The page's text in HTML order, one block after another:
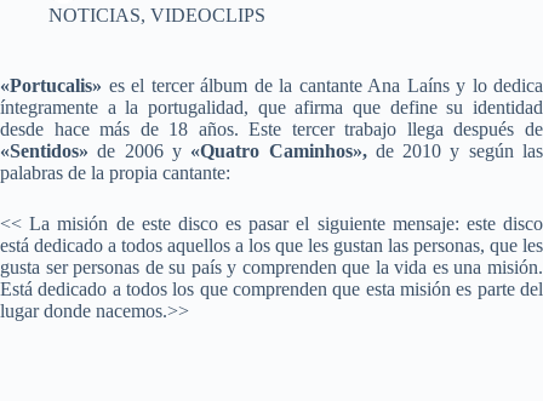
NOTICIAS, VIDEOCLIPS
«Portucalis» es el tercer álbum de la cantante Ana Laíns y lo dedica
íntegramente a la portugalidad, que afirma que define su identidad
desde hace más de 18 años. Este tercer trabajo llega después de
«Sentidos» de 2006 y «Quatro Caminhos»,de 2010 y según las
palabras de la propia cantante:
<< La misión de este disco es pasar el siguiente mensaje: este disco
está dedicado a todos aquellos a los que les gustan las personas, que les
gusta ser personas de su país y comprenden que la vida es una misión.
Está dedicado a todos los que comprenden que esta misión es parte del
lugar donde nacemos.>>